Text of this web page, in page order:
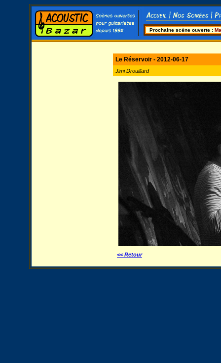
Prochaine scène ouverte :
Le Réservoir - 2012-06-17
Jimi Drouillard
<< Retour